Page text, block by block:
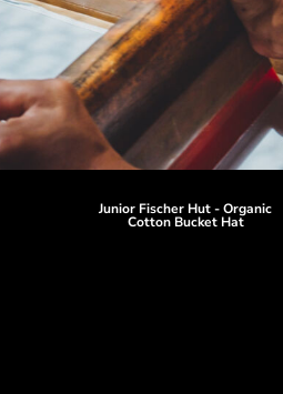
Junior Fischer Hut - Organic
Cotton Bucket Hat